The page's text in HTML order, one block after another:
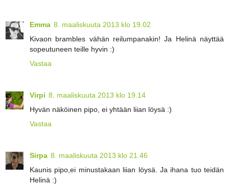
Emma 8. maaliskuuta 2013 klo 19.02
Kivaon brambles vähän reilumpanakin! Ja Helinä näyttää
sopeutuneen teille hyvin :)
Vastaa
Virpi 8. maaliskuuta 2013 klo 19.14
Hyvän näköinen pipo, ei yhtään liian löysä :)
Vastaa
Sirpa 8. maaliskuuta 2013 klo 21.46
Kaunis pipo,ei minustakaan liian löysä. Ja ihana tuo teidän
Helinä :)